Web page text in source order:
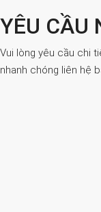
YÊU CẦU
Vui lòng yêu cầu chi
nhanh chóng liên hệ